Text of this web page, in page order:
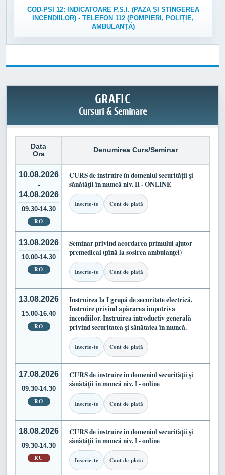
COD-PSI 12: INDICATOARE P.S.I. (PAZA ȘI STINGEREA
INCENDIILOR) - TELEFON 112 (POMPIERI, POLIȚIE,
AMBULANȚĂ)
GRAFIC
Cursuri & Seminare
Data
Ora
Denumirea Curs/Seminar
10.08.2026
-
14.08.2026
09.30-14.30
RO
CURS de instruire în domeniul securității și
sănătății în muncă niv. II - ONLINE
Inscrie-te Cont de plată
13.08.2026
10.00-14.30
RO
Seminar privind acordarea primului ajutor
premedical (pînă la sosirea ambulanței)
Inscrie-te Cont de plată
13.08.2026
15.00-16.40
RO
Instruirea la I grupă de securitate electrică.
Instruire privind apărarea împotriva
incendiilor. Instruirea introductiv generală
privind securitatea și sănătatea în muncă.
Inscrie-te Cont de plată
17.08.2026
09.30-14.30
RO
CURS de instruire în domeniul securității și
sănătății în muncă niv. I - online
Inscrie-te Cont de plată
18.08.2026
09.30-14.30
RU
CURS de instruire în domeniul securității și
sănătății în muncă niv. I - online
Inscrie-te Cont de plată